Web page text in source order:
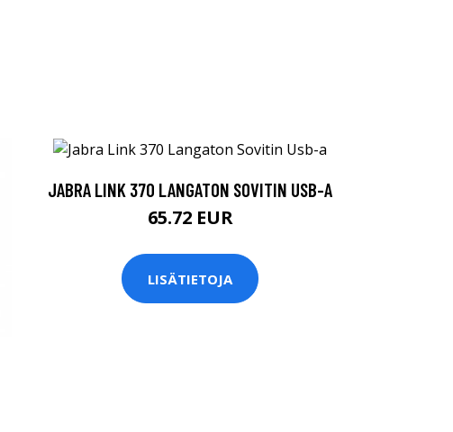
JABRA LINK 370 LANGATON SOVITIN USB-A
65.72 EUR
LISÄTIETOJA